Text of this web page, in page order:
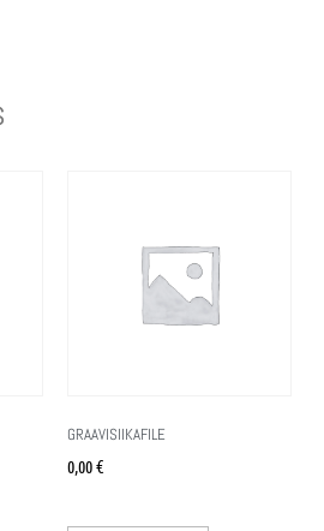
GRAAVISIIKAFILE
0,00€